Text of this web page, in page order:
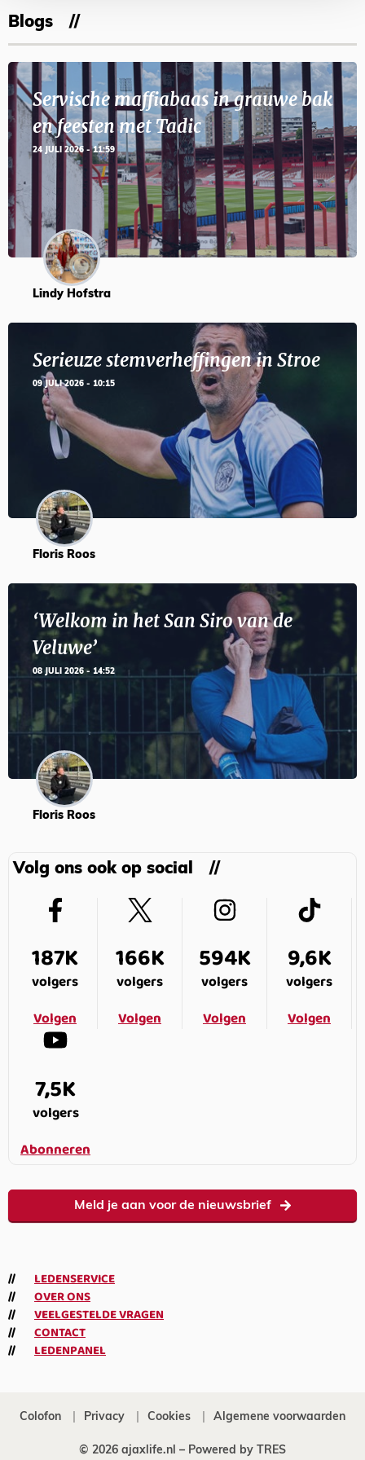
Blogs
Servische maffiabaas in grauwe bak
en feesten met Tadic
24 JULI 2026 - 11:59
Lindy Hofstra
Serieuze stemverheffingen in Stroe
09 JULI 2026 - 10:15
Floris Roos
‘Welkom in het San Siro van de
Veluwe’
08 JULI 2026 - 14:52
Floris Roos
Volg ons ook op social
187K
volgers
Volgen
166K
volgers
Volgen
594K
volgers
Volgen
9,6K
volgers
Volgen
7,5K
volgers
Abonneren
Meld je aan voor de nieuwsbrief
LEDENSERVICE
OVER ONS
VEELGESTELDE VRAGEN
CONTACT
LEDENPANEL
Colofon Privacy Cookies Algemene voorwaarden
© 2026 ajaxlife.nl – Powered by TRES